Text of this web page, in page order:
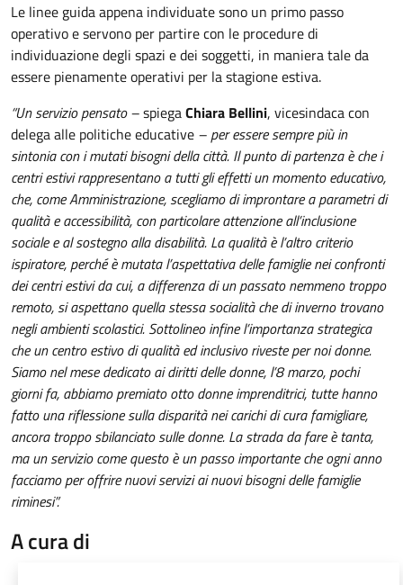
Le linee guida appena individuate sono un primo passo
operativo e servono per partire con le procedure di
individuazione degli spazi e dei soggetti, in maniera tale da
essere pienamente operativi per la stagione estiva.
“Un servizio pensato –spiegaChiara Bellini, vicesindaca con
delega alle politiche educative – per essere sempre più in
sintonia con i mutati bisogni della città. Il punto di partenza è che i
centri estivi rappresentano a tutti gli effetti un momento educativo,
che, come Amministrazione, scegliamo di improntare a parametri di
qualità e accessibilità, con particolare attenzione all’inclusione
sociale e al sostegno alla disabilità. La qualità è l’altro criterio
ispiratore, perché è mutata l’aspettativa delle famiglie nei confronti
dei centri estivi da cui, a differenza di un passato nemmeno troppo
remoto, si aspettano quella stessa socialità che di inverno trovano
negli ambienti scolastici. Sottolineo infine l’importanza strategica
che un centro estivo di qualità ed inclusivo riveste per noi donne.
Siamo nel mese dedicato ai diritti delle donne, l’8 marzo, pochi
giorni fa, abbiamo premiato otto donne imprenditrici, tutte hanno
fatto una riflessione sulla disparità nei carichi di cura famigliare,
ancora troppo sbilanciato sulle donne. La strada da fare è tanta,
ma un servizio come questo è un passo importante che ogni anno
facciamo per offrire nuovi servizi ai nuovi bisogni delle famiglie
riminesi”.
A cura di